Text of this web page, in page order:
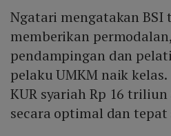
Ngatari mengatakan BSI
memberikan
pendampingan dan
pelaku UMKM naik
KUR syariah Rp 16
secara optimal dan tepat